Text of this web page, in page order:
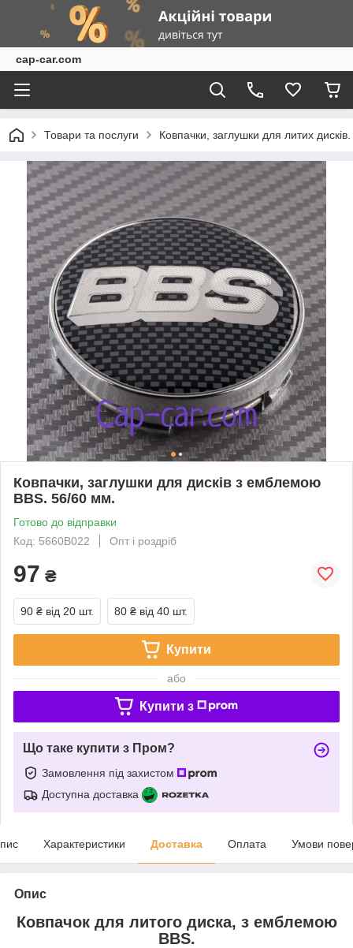
cap-car.com
Товари та послуги Ковпачки, заглушки для литих дисків.
Ковпачки, заглушки для дисків з емблемою
BBS. 56/60 мм.
Готово до відправки
Код: 5660В022
Опт і роздріб
97 ₴
90 ₴ від 20 шт. 80 ₴ від 40 шт.
Купити
або
Купити з
Що таке купити з Пром?
Замовлення під захистом
Доступна доставка
Характеристики Доставка Оплата Умови
Опис
Ковпачок для литого диска, з емблемою
BBS.